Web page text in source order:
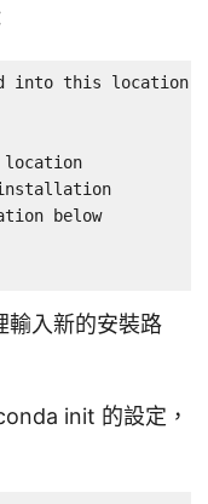
into this location:
location
below
輸入新的安裝路
init 的設定，